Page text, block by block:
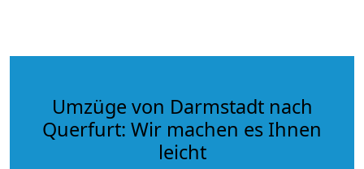
Umzüge von Darmstadt nach
Querfurt: Wir machen es Ihnen
leicht